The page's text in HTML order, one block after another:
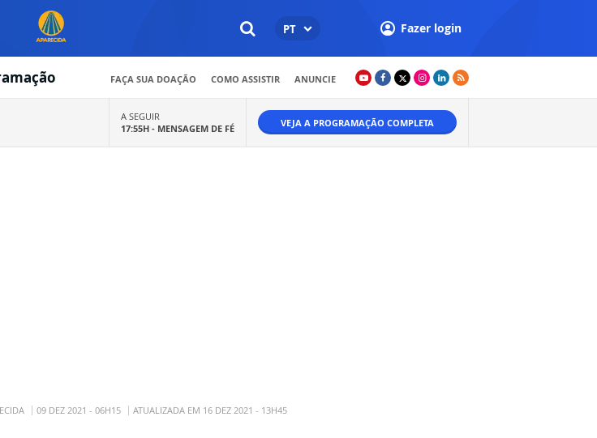
PT Fazer login
FAÇA SUA DOAÇÃO COMO ASSISTIR ANUNCIE
A SEGUIR
17:55H - MENSAGEM DE FÉ VEJA A PROGRAMAÇÃO COMPLETA
09 DEZ 2021 - 06H15 ATUALIZADA EM 16 DEZ 2021 - 13H45